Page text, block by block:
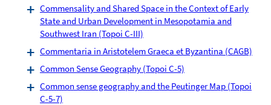
Commensality and Shared Space in the Context of Early
State and Urban Development in Mesopotamia and
Southwest Iran (Topoi C-III)
Commentaria in Aristotelem Graeca et Byzantina (CAGB)
Common Sense Geography (Topoi C-5)
Common sense geography and the Peutinger Map (Topoi
C-5-7)